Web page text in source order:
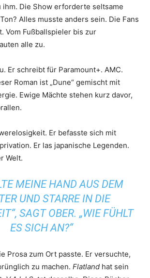
ihm. Die Show erforderte seltsame
Alles musste anders sein. Die Fans
Vom Fußballspieler bis zur
alle zu.
Er schreibt für Paramount+. AMC.
Roman ist „Dune“ gemischt mit
Ewige Mächte stehen kurz davor,
Er befasste sich mit
Er las japanische Legenden.
Welt.
MEINE HAND AUS DEM
UND STARRE IN DIE
SAGT OBER. „WIE FÜHLT
ES SICH AN?“
Prosa zum Ort passte. Er versuchte,
zu machen. Flatland hat sein